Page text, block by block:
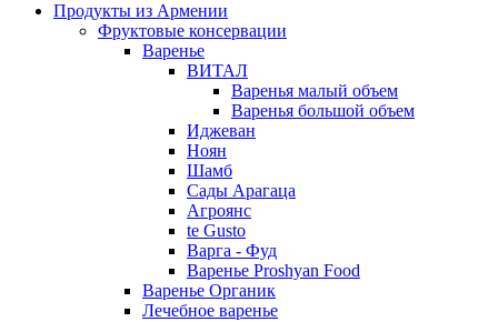
Продукты из Армении
Фруктовые консервации
Варенье
ВИТАЛ
Варенья малый объем
Варенья большой объем
Иджеван
Ноян
Шамб
Сады Арагаца
Агроянс
te Gusto
Варга - Фуд
Варенье Proshyan Food
Варенье Органик
Лечебное варенье